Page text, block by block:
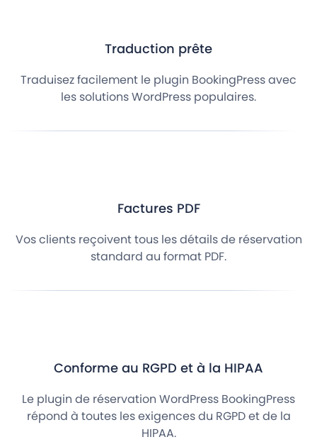
Traduction prête
Traduisez facilement le plugin BookingPress avec
les solutions WordPress populaires.
Factures PDF
Vos clients reçoivent tous les détails de réservation
standard au format PDF.
Conforme au RGPD et à la HIPAA
Le plugin de réservation WordPress BookingPress
répond à toutes les exigences du RGPD et de la
HIPAA.